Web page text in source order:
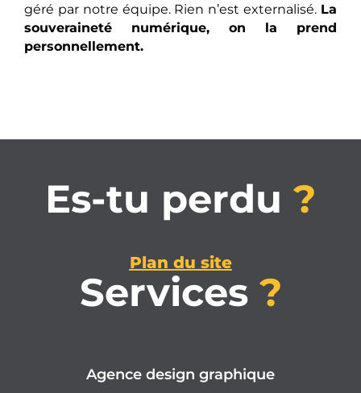
géré par notre équipe. Rien n’est externalisé. La
souveraineté numérique, on la prend
personnellement.
Es-tu perdu ?
Plan du site
Services ?
Agence design graphique